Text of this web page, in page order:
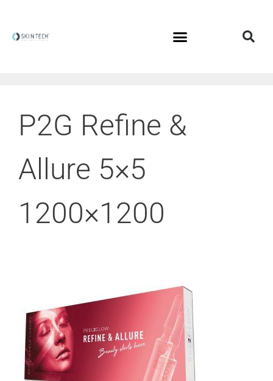
P2G Refine &
Allure 5×5
1200×1200